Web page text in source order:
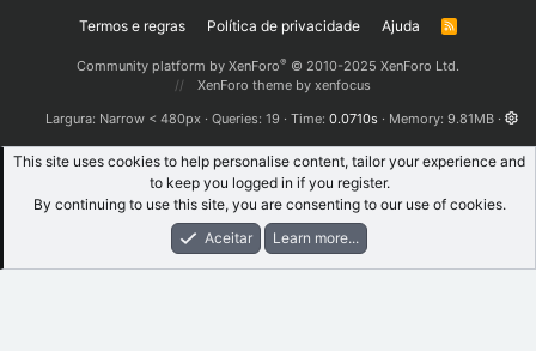
Termos e regras
Política de privacidade Ajuda
R
Community platform by XenForo® © 2010-2025 XenForo Ltd.
XenForo theme by xenfocus
Largura
Queries 19 Time 0.0710s Memory 9.81MB
This site uses cookies to help personalise content, tailor your experience and
to keep you logged in if you register.
By continuing to use this site, you are consenting to our use of cookies.
Aceitar
Learn more...